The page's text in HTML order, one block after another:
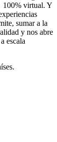
100% virtual. Y
sumar a la
y nos abre
escala